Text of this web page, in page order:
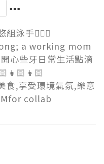
泳手🏊🏻‍♀️
a working mom
心些牙日常生活點滴
食,享受環境氣氛,樂意
collab